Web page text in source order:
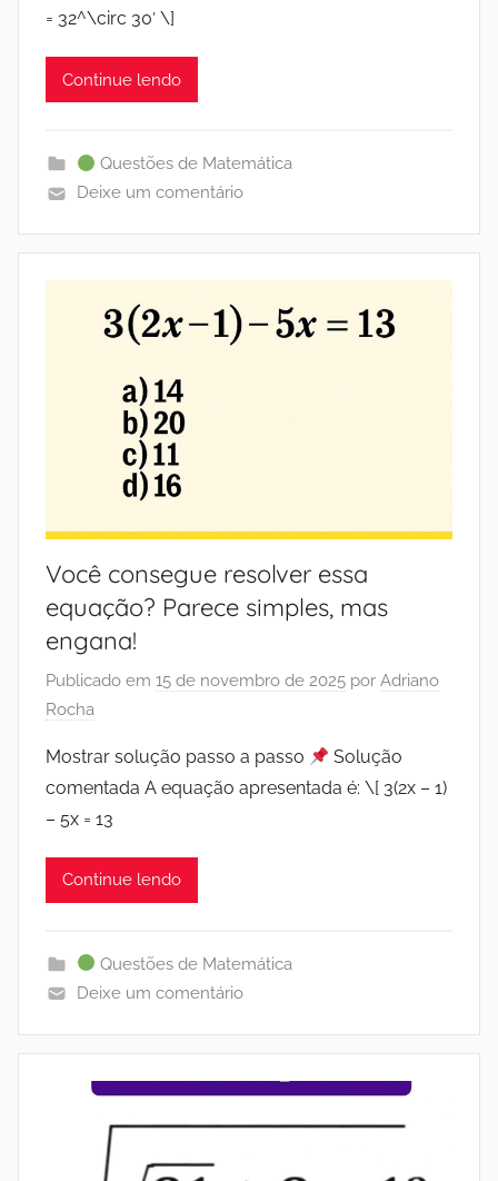
= 32^\circ 30′ \]
Continue lendo
Questões de Matemática
Deixe um comentário
Você consegue resolver essa
equação? Parece simples, mas
engana!
Publicado em 15 de novembro de 2025 por Adriano
Rocha
Mostrar solução passo a passo
Solução
comentada A equação apresentada é: \[ 3(2x – 1)
– 5x = 13
Continue lendo
Questões de Matemática
Deixe um comentário